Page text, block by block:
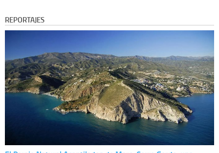
REPORTAJES